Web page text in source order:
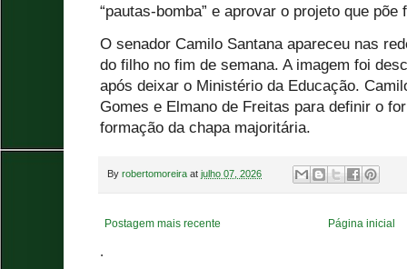
“pautas-bomba” e aprovar o projeto que
O senador Camilo Santana apareceu nas
do filho no fim de semana. A imagem foi
após deixar o Ministério da Educação.
Gomes e Elmano de Freitas para definir o
formação da chapa majoritária.
By robertomoreira at julho 07, 2026
Postagem mais recente Página inicial
.